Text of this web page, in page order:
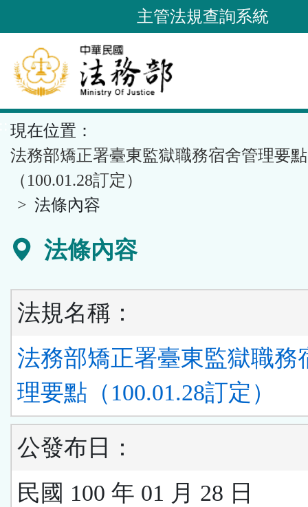
到
要
內
容
區
塊
主管法規查詢系統
現在位置：
法務部矯正署臺東監獄職務宿舍管理要點
（100.01.28訂定）
法條內容
法條內容
法規名稱：
法務部矯正署臺東監獄職務
理要點（100.01.28訂定）
公發布日：
民國 100 年 01 月 28 日